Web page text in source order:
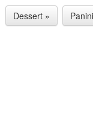
Dessert »